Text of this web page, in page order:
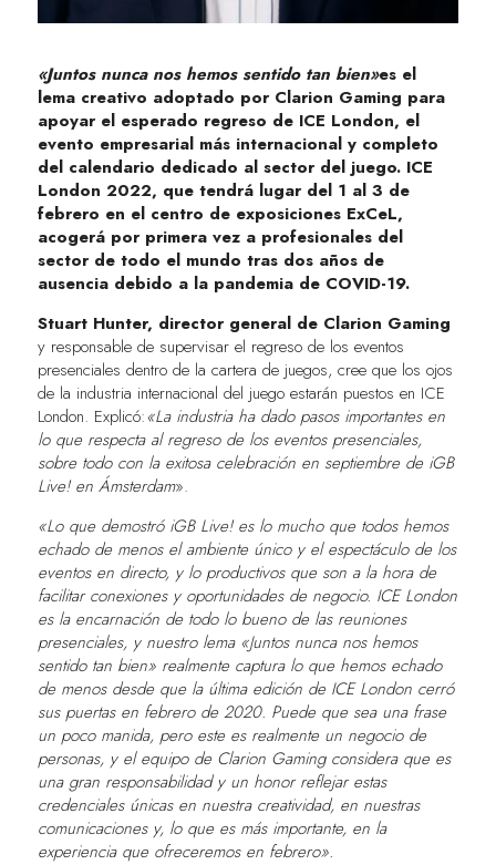
«Juntos nunca nos hemos sentido tan bien»es el
lema creativo adoptado por Clarion Gaming para
apoyar el esperado regreso de ICE London, el
evento empresarial más internacional y completo
del calendario dedicado al sector del juego. ICE
London 2022, que tendrá lugar del 1 al 3 de
febrero en el centro de exposiciones ExCeL,
acogerá por primera vez a profesionales del
sector de todo el mundo tras dos años de
ausencia debido a la pandemia de COVID-19.
Stuart Hunter, director general de Clarion Gaming
y responsable de supervisar el regreso de los eventos
presenciales dentro de la cartera de juegos, cree que los ojos
de la industria internacional del juego estarán puestos en ICE
London. Explicó:«La industria ha dado pasos importantes en
lo que respecta al regreso de los eventos presenciales,
sobre todo con la exitosa celebración en septiembre de iGB
Live! en Ámsterdam».
«Lo que demostró iGB Live! es lo mucho que todos hemos
echado de menos el ambiente único y el espectáculo de los
eventos en directo, y lo productivos que son a la hora de
facilitar conexiones y oportunidades de negocio. ICE London
es la encarnación de todo lo bueno de las reuniones
presenciales, y nuestro lema «Juntos nunca nos hemos
sentido tan bien» realmente captura lo que hemos echado
de menos desde que la última edición de ICE London cerró
sus puertas en febrero de 2020. Puede que sea una frase
un poco manida, pero este es realmente un negocio de
personas, y el equipo de Clarion Gaming considera que es
una gran responsabilidad y un honor reflejar estas
credenciales únicas en nuestra creatividad, en nuestras
comunicaciones y, lo que es más importante, en la
experiencia que ofreceremos en febrero».